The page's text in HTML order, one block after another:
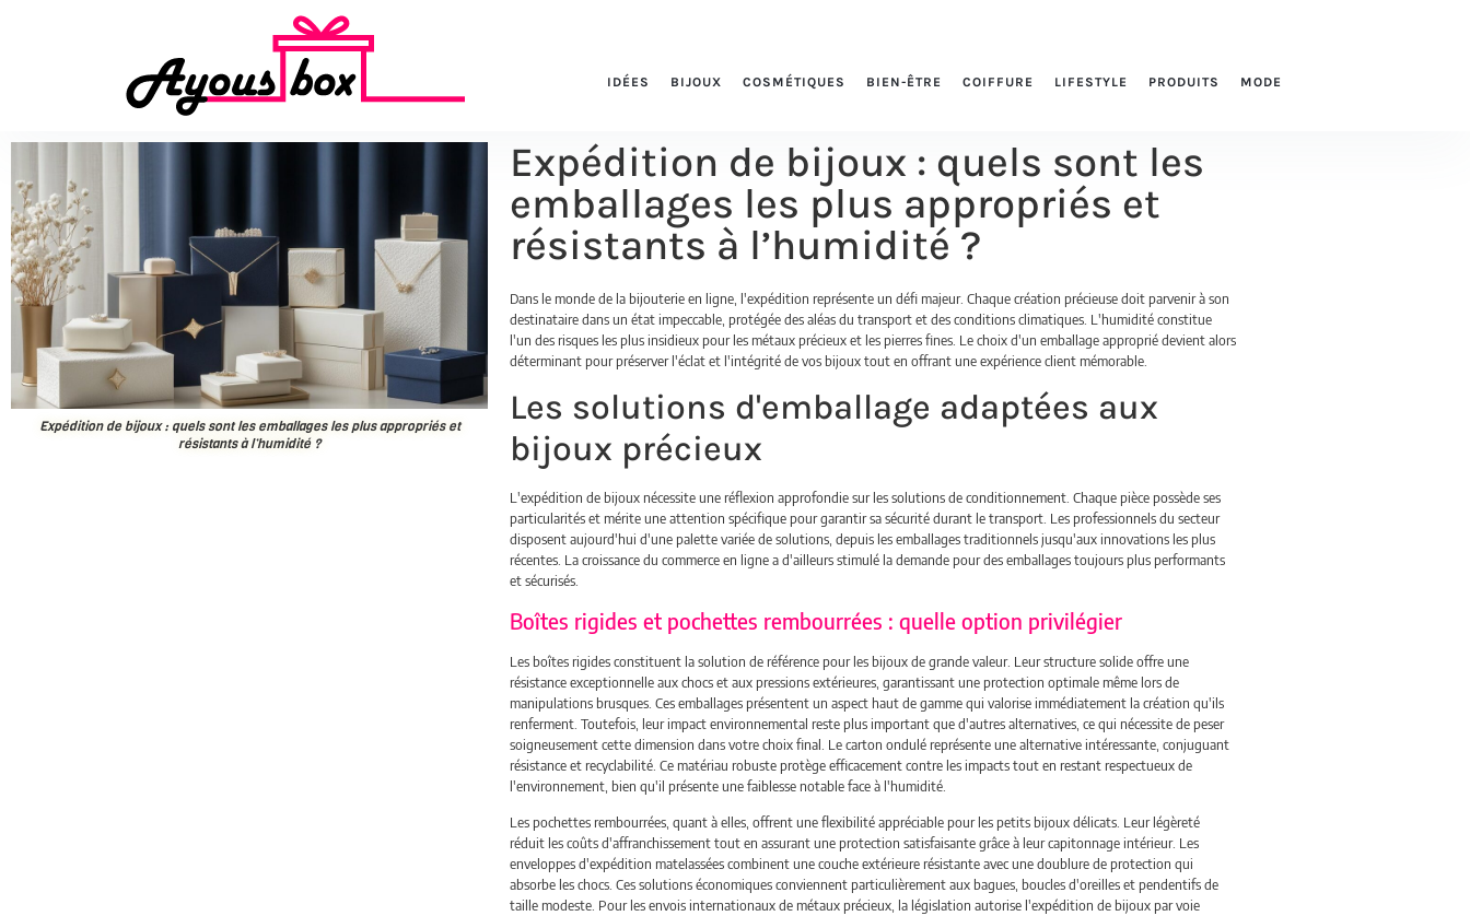
IDÉES BIJOUX COSMÉTIQUES BIEN-ÊTRE COIFFURE LIFESTYLE PRODUITS MODE
Expédition de bijoux : quels sont les emballages les plus appropriés et
résistants à l’humidité ?
Expédition de bijoux : quels sont les
emballages les plus appropriés et
résistants à l’humidité ?
Dans le monde de la bijouterie en ligne, l'expédition représente un défi majeur. Chaque création précieuse doit parvenir à son
destinataire dans un état impeccable, protégée des aléas du transport et des conditions climatiques. L'humidité constitue
l'un des risques les plus insidieux pour les métaux précieux et les pierres fines. Le choix d'un emballage approprié devient alors
déterminant pour préserver l'éclat et l'intégrité de vos bijoux tout en offrant une expérience client mémorable.
Les solutions d'emballage adaptées aux
bijoux précieux
L'expédition de bijoux nécessite une réflexion approfondie sur les solutions de conditionnement. Chaque pièce possède ses
particularités et mérite une attention spécifique pour garantir sa sécurité durant le transport. Les professionnels du secteur
disposent aujourd'hui d'une palette variée de solutions, depuis les emballages traditionnels jusqu'aux innovations les plus
récentes. La croissance du commerce en ligne a d'ailleurs stimulé la demande pour des emballages toujours plus performants
et sécurisés.
Boîtes rigides et pochettes rembourrées : quelle option privilégier
Les boîtes rigides constituent la solution de référence pour les bijoux de grande valeur. Leur structure solide offre une
résistance exceptionnelle aux chocs et aux pressions extérieures, garantissant une protection optimale même lors de
manipulations brusques. Ces emballages présentent un aspect haut de gamme qui valorise immédiatement la création qu'ils
renferment. Toutefois, leur impact environnemental reste plus important que d'autres alternatives, ce qui nécessite de peser
soigneusement cette dimension dans votre choix final. Le carton ondulé représente une alternative intéressante, conjuguant
résistance et recyclabilité. Ce matériau robuste protège efficacement contre les impacts tout en restant respectueux de
l'environnement, bien qu'il présente une faiblesse notable face à l'humidité.
Les pochettes rembourrées, quant à elles, offrent une flexibilité appréciable pour les petits bijoux délicats. Leur légèreté
réduit les coûts d'affranchissement tout en assurant une protection satisfaisante grâce à leur capitonnage intérieur. Les
enveloppes d'expédition matelassées combinent une couche extérieure résistante avec une doublure de protection qui
absorbe les chocs. Ces solutions économiques conviennent particulièrement aux bagues, boucles d'oreilles et pendentifs de
taille modeste. Pour les envois internationaux de métaux précieux, la législation autorise l'expédition de bijoux par voie